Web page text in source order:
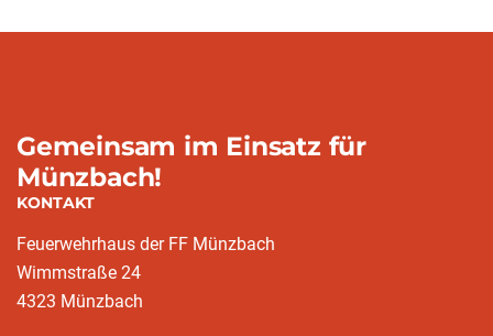
Gemeinsam im Einsatz für
Münzbach!
KONTAKT
Feuerwehrhaus der FF Münzbach
Wimmstraße 24
4323 Münzbach